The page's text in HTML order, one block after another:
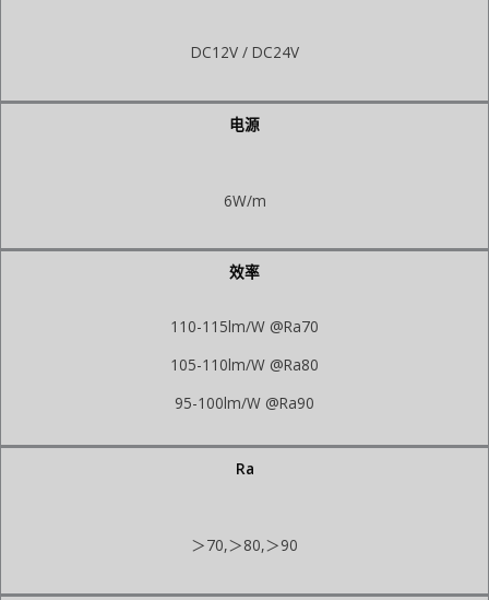
DC12V / DC24V
电源
6W/m
效率
110-115lm/W @Ra70
105-110lm/W @Ra80
95-100lm/W @Ra90
Ra
＞70,＞80,＞90